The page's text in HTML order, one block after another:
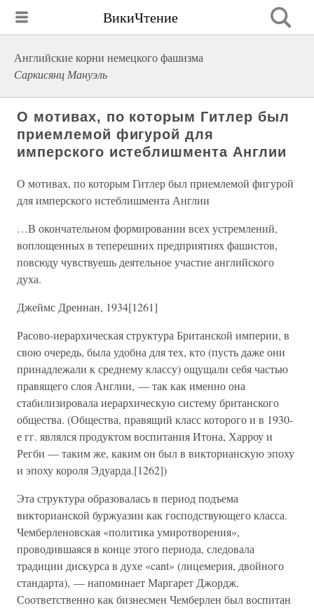
ВикиЧтение
Английские корни немецкого фашизма
Саркисянц Мануэль
О мотивах, по которым Гитлер был
приемлемой фигурой для
имперского истеблишмента Англии
О мотивах, по которым Гитлер был приемлемой фигурой
для имперского истеблишмента Англии
…В окончательном формировании всех устремлений,
воплощенных в теперешних предприятиях фашистов,
повсюду чувствуешь деятельное участие английского
духа.
Джеймс Дреннан, 1934[1261]
Расово-иерархическая структура Британской империи, в
свою очередь, была удобна для тех, кто (пусть даже они
принадлежали к среднему классу) ощущали себя частью
правящего слоя Англии, — так как именно она
стабилизировала иерархическую систему британского
общества. (Общества, правящий класс которого и в 1930-
е гг. являлся продуктом воспитания Итона, Харроу и
Регби — таким же, каким он был в викторианскую эпоху
и эпоху короля Эдуарда.[1262])
Эта структура образовалась в период подъема
викторианской буржуазии как господствующего класса.
Чемберленовская «политика умиротворения»,
проводившаяся в конце этого периода, следовала
традиции дискурса в духе «cant» (лицемерия, двойного
стандарта), — напоминает Маргарет Джордж.
Соответственно как бизнесмен Чемберлен был воспитан